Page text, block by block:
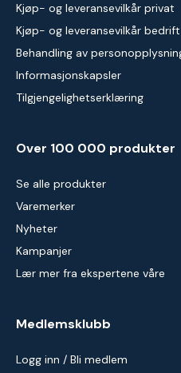
Kjøp- og leveransevilkår privat
Kjøp- og leveransevilkår bedrift
Behandling av
Informasjonskapsler
Tilgjengelighetserklæring
Over 100 000 produkter
Se alle produkter
Varemerker
Nyheter
Kampanjer
Lær mer fra ekspertene våre
Medlemsklubb
Logg inn / Bli medlem